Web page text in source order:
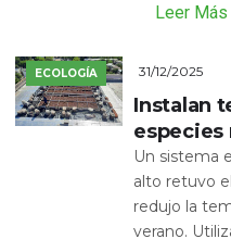
Leer Más
ECOLOGÍA 31/12/2025
Instalan
especies
Un sistema
alto retuvo
redujo la
verano.